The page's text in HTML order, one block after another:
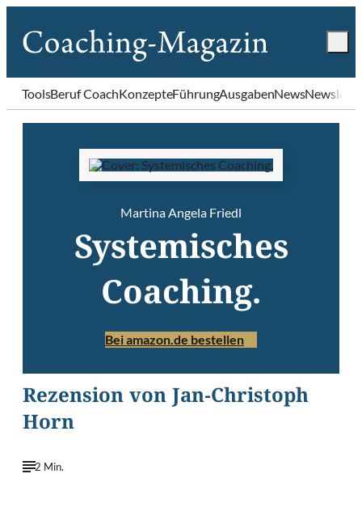
ToolsBeruf CoachKonzepteFührungAusgabenNews
Martina Angela Friedl
Systemisches
Coaching.
Bei amazon.de bestellen
Rezension von Jan-Christoph
Horn
2 Min.